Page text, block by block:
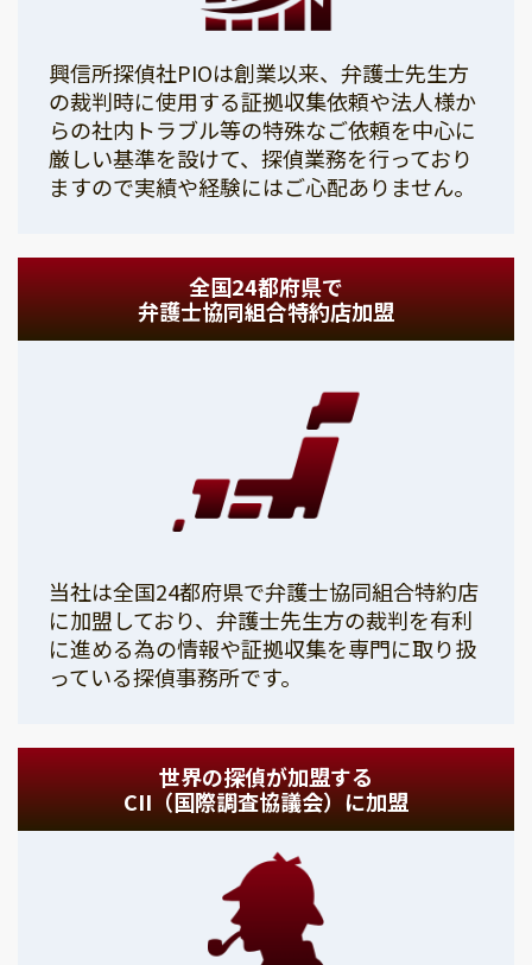
興信所探偵社PIOは創業以来、弁護士先生方
の裁判時に使用する証拠収集依頼や法人様か
らの社内トラブル等の特殊なご依頼を中心に
厳しい基準を設けて、探偵業務を行っており
ますので実績や経験にはご心配ありません。
全国24都府県で
弁護士協同組合特約店加盟
当社は全国24都府県で弁護士協同組合特約店
に加盟しており、弁護士先生方の裁判を有利
に進める為の情報や証拠収集を専門に取り扱
っている探偵事務所です。
世界の探偵が加盟する
CII（国際調査協議会）に加盟